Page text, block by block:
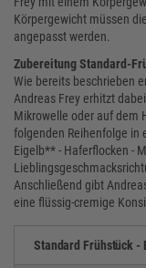
Körpergewicht müssen
angepasst werden.
Zubereitung Standard-
Wie bereits beschrieben
Andreas Frey erhitzt
Mikrowelle oder auf dem
folgenden Reihenfolge in
Eigelb** - Haferflocken -
Anschließend gibt
eine flüssig-cremige
Standard Frühstück -